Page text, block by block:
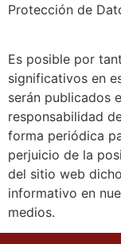
Protección de
Es posible por
significativos en
serán publicados
responsabilidad
forma periódica
perjuicio de la
del sitio web
informativo en
medios.